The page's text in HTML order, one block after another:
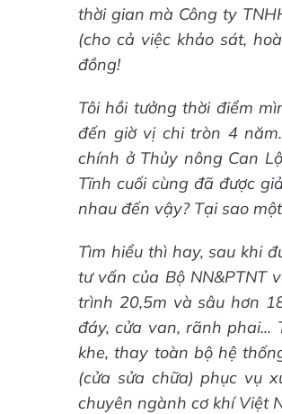
thời gian mà Công ty
(cho cả việc khảo sát,
đồng!
Tôi hồi tưởng thời điểm
đến giờ vị chi tròn 4
chính ở Thủy nông Can
Tĩnh cuối cùng đã được
nhau đến vậy? Tại sao
Tìm hiểu thì hay, sau khi
tư vấn của Bộ NN&PTNT
trình 20,5m và sâu hơn
đáy, cửa van, rãnh phai...
khe, thay toàn bộ hệ
(cửa sửa chữa) phục vụ
chuyên ngành cơ khí Việt